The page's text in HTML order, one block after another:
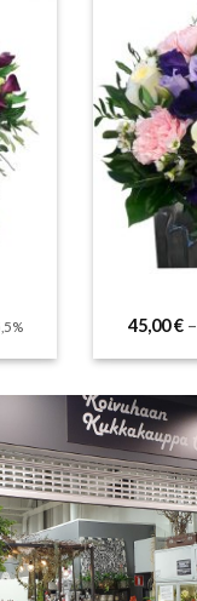
45,00€–